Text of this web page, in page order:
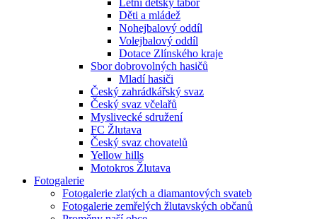
Letní dětský tábor
Děti a mládež
Nohejbalový oddíl
Volejbalový oddíl
Dotace Zlínského kraje
Sbor dobrovolných hasičů
Mladí hasiči
Český zahrádkářský svaz
Český svaz včelařů
Myslivecké sdružení
FC Žlutava
Český svaz chovatelů
Yellow hills
Motokros Žlutava
Fotogalerie
Fotogalerie zlatých a diamantových svateb
Fotogalerie zemřelých žlutavských občanů